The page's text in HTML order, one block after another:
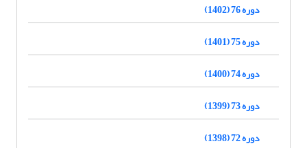
دوره 76 (1402)
دوره 75 (1401)
دوره 74 (1400)
دوره 73 (1399)
دوره 72 (1398)